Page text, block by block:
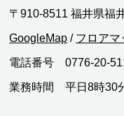
〒910-8511 福井県福
GoogleMap / フロアマ
電話番号 0776-20-
業務時間 平日8時30